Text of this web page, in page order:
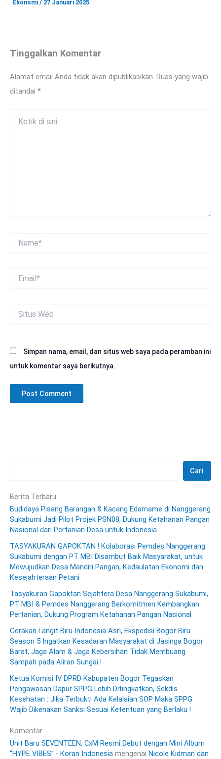
Ekonomi / 27 Januari 2025
Tinggalkan Komentar
Alamat email Anda tidak akan dipublikasikan. Ruas yang wajib
ditandai *
Web
Simpan nama, email, dan situs web saya pada peramban ini
untuk komentar saya berikutnya.
Cari
Berita Terbaru
Budidaya Pisang Barangan & Kacang Edamame di Nanggerang
Sukabumi Jadi Pilot Projek PSN08, Dukung Ketahanan Pangan
Nasional dari Pertanian Desa untuk Indonesia
TASYAKURAN GAPOKTAN ! Kolaborasi Pemdes Nanggerang
Sukabumi dengan PT MBI Disambut Baik Masyarakat, untuk
Mewujudkan Desa Mandiri Pangan, Kedaulatan Ekonomi dan
Kesejahteraan Petani
Tasyakuran Gapoktan Sejahtera Desa Nanggerang Sukabumi,
PT MBI & Pemdes Nanggerang Berkomitmen Kembangkan
Pertanian, Dukung Program Ketahanan Pangan Nasional
Gerakan Langit Biru Indonesia Asri, Ekspedisi Bogor Biru
Season 5 Ingatkan Kesadaran Masyarakat di Jasinga Bogor
Barat, Jaga Alam & Jaga Kebersihan Tidak Membuang
Sampah pada Aliran Sungai !
Ketua Komisi IV DPRD Kabupaten Bogor Tegaskan
Pengawasan Dapur SPPG Lebih Ditingkatkan, Sekdis
Kesehatan : Jika Terbukti Ada Kelalaian SOP Maka SPPG
Wajib Dikenakan Sanksi Sesuai Ketentuan yang Berlaku !
Komentar
Unit Baru SEVENTEEN, CxM Resmi Debut dengan Mini Album
“HYPE VIBES” - Koran Indonesia mengenai Nicole Kidman dan